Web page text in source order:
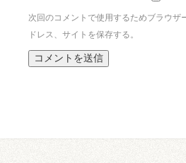
次回のコメントで使用するためブラウザ
ドレス、サイトを保存する。